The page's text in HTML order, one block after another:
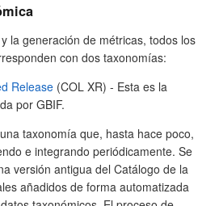
la generación de métricas, todos los
con dos taxonomías:
Release (COL XR) - Esta es la
por GBIF.
taxonomía que, hasta hace poco,
e integrando periódicamente. Se
versión antigua del Catálogo de la
añadidos de forma automatizada